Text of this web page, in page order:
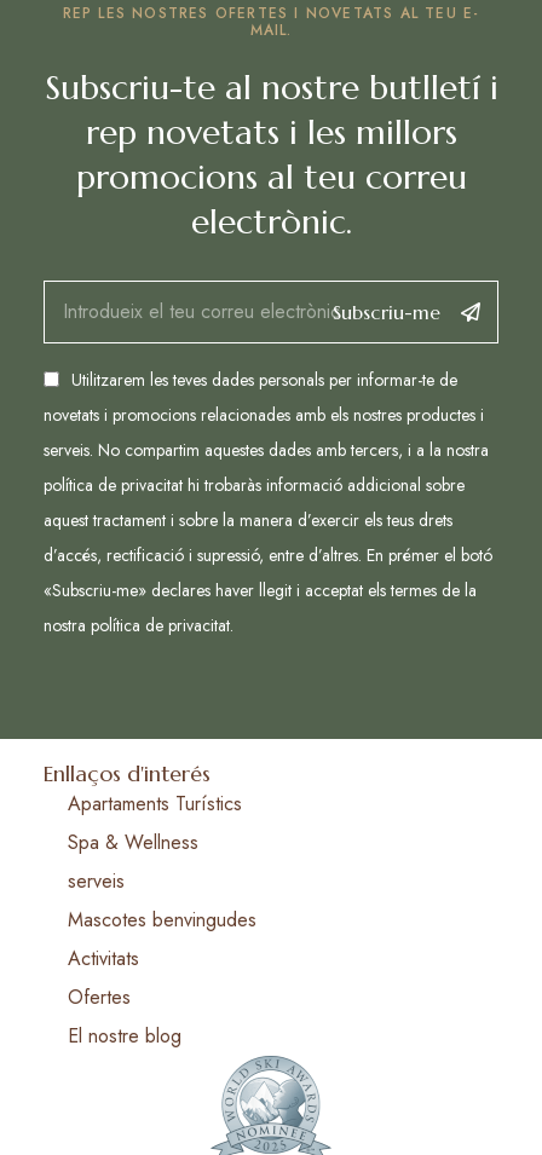
REP LES NOSTRES OFERTES I NOVETATS AL TEU E-
MAIL.
Subscriu-te al nostre butlletí i
rep novetats i les millors
promocions al teu correu
electrònic.
Subscriu-me
Utilitzarem les teves dades personals per informar-te de
novetats i promocions relacionades amb els nostres productes i
serveis. No compartim aquestes dades amb tercers, i a la nostra
política de privacitat hi trobaràs informació addicional sobre
aquest tractament i sobre la manera d’exercir els teus drets
d’accés, rectificació i supressió, entre d’altres. En prémer el botó
«Subscriu-me» declares haver llegit i acceptat els termes de la
nostra política de privacitat.
Enllaços d'interés
Apartaments Turístics
Spa & Wellness
serveis
Mascotes benvingudes
Activitats
Ofertes
El nostre blog